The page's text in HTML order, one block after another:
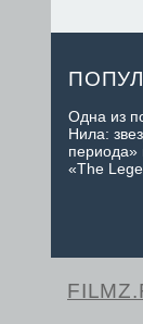
Одна из
Нила:
периода»
«The